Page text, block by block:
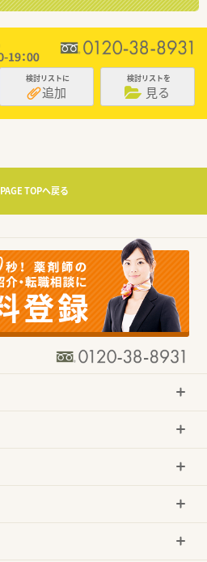
検討リストに
追加
検討リストを
見る
PAGE TOPへ戻る